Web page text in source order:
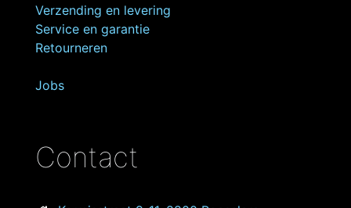
Verzending en levering
Service en garantie
Retourneren
Jobs
Contact